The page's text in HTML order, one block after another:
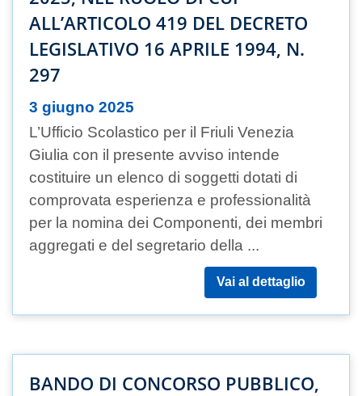
ALL’ARTICOLO 419 DEL DECRETO
LEGISLATIVO 16 APRILE 1994, N.
297
3 giugno 2025
L’Ufficio Scolastico per il Friuli Venezia
Giulia con il presente avviso intende
costituire un elenco di soggetti dotati di
comprovata esperienza e professionalità
per la nomina dei Componenti, dei membri
aggregati e del segretario della ...
Vai al dettaglio
BANDO DI CONCORSO PUBBLICO,